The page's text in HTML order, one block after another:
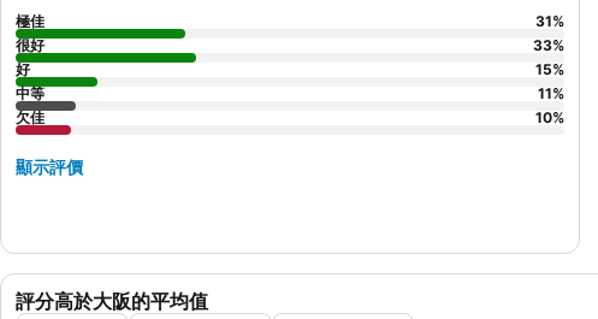
評分高於大阪的平均值
極佳 31%
很好
33%
好
15%
中等
11%
欠佳
10%
顯示評價